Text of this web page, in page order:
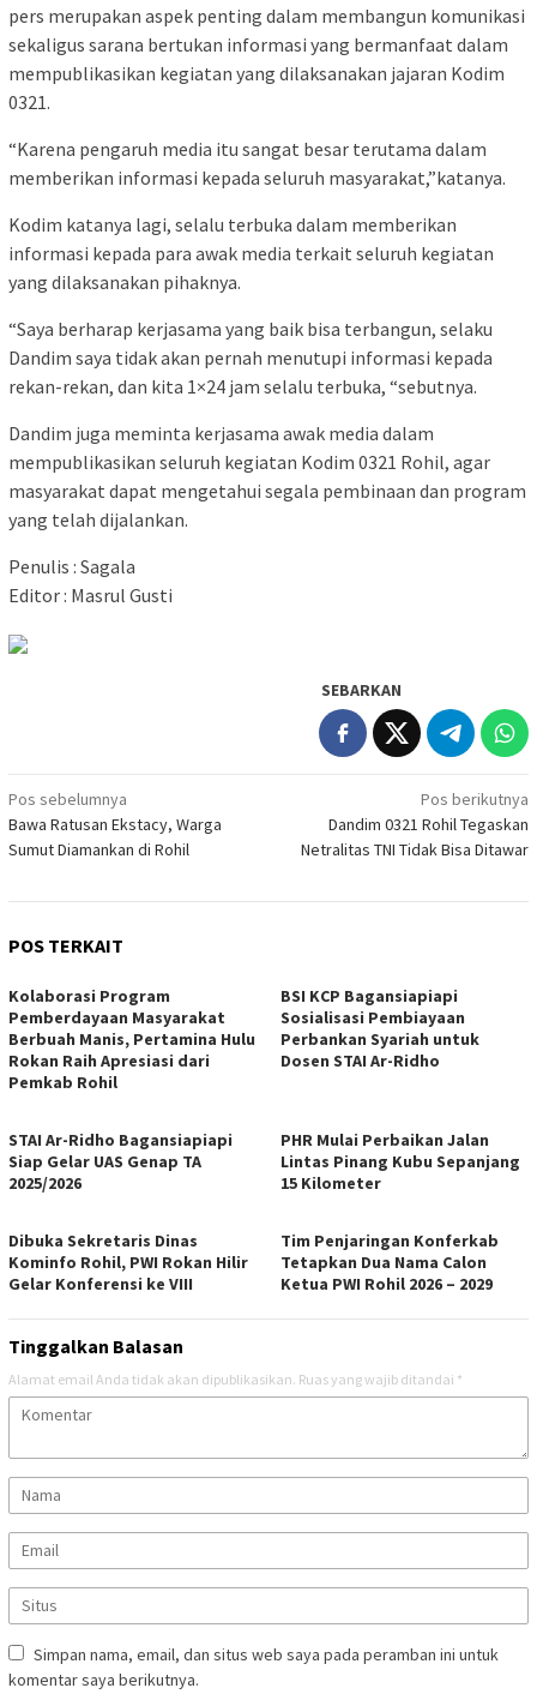
pers merupakan aspek penting dalam membangun komunikasi
sekaligus sarana bertukan informasi yang bermanfaat dalam
mempublikasikan kegiatan yang dilaksanakan jajaran Kodim
0321.
“Karena pengaruh media itu sangat besar terutama dalam
memberikan informasi kepada seluruh masyarakat,”katanya.
Kodim katanya lagi, selalu terbuka dalam memberikan
informasi kepada para awak media terkait seluruh kegiatan
yang dilaksanakan pihaknya.
“Saya berharap kerjasama yang baik bisa terbangun, selaku
Dandim saya tidak akan pernah menutupi informasi kepada
rekan-rekan, dan kita 1×24 jam selalu terbuka, “sebutnya.
Dandim juga meminta kerjasama awak media dalam
mempublikasikan seluruh kegiatan Kodim 0321 Rohil, agar
masyarakat dapat mengetahui segala pembinaan dan program
yang telah dijalankan.
Penulis : Sagala
Editor : Masrul Gusti
SEBARKAN
Navigasi
pos
Pos sebelumnya
Bawa Ratusan Ekstacy, Warga
Sumut Diamankan di Rohil
Pos berikutnya
Dandim 0321 Rohil Tegaskan
Netralitas TNI Tidak Bisa Ditawar
POS TERKAIT
Kolaborasi Program
Pemberdayaan Masyarakat
Berbuah Manis, Pertamina Hulu
Rokan Raih Apresiasi dari
Pemkab Rohil
BSI KCP Bagansiapiapi
Sosialisasi Pembiayaan
Perbankan Syariah untuk
Dosen STAI Ar-Ridho
STAI Ar-Ridho Bagansiapiapi
Siap Gelar UAS Genap TA
2025/2026
PHR Mulai Perbaikan Jalan
Lintas Pinang Kubu Sepanjang
15 Kilometer
Dibuka Sekretaris Dinas
Kominfo Rohil, PWI Rokan Hilir
Gelar Konferensi ke VIII
Tim Penjaringan Konferkab
Tetapkan Dua Nama Calon
Ketua PWI Rohil 2026 – 2029
Tinggalkan Balasan
Alamat email Anda tidak akan dipublikasikan. Ruas yang wajib ditandai *
Simpan nama, email, dan situs web saya pada peramban ini untuk
komentar saya berikutnya.